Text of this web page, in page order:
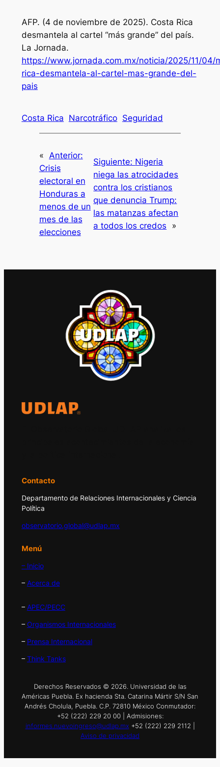
AFP. (4 de noviembre de 2025). Costa Rica
desmantela al cartel “más grande” del país.
La Jornada.
https://www.jornada.com.mx/noticia/2025/11/04/
rica-desmantela-al-cartel-mas-grande-del-
pais
Costa Rica Narcotráfico Seguridad
« Anterior:
Crisis
electoral en
Honduras a
menos de un
mes de las
elecciones
Siguiente: Nigeria
niega las atrocidades
contra los cristianos
que denuncia Trump:
las matanzas afectan
a todos los credos
»
Contacto
Departamento de Relaciones Internacionales y Ciencia
Política
observatorio.global@udlap.mx
Menú
– Inicio
– Acerca de
– APEC/PECC
– Organismos Internacionales
– Prensa Internacional
– Think Tanks
Derechos Reservados © 2026. Universidad de las
Américas Puebla. Ex hacienda Sta. Catarina Mártir S/N San
Andrés Cholula, Puebla. C.P. 72810 México Conmutador:
+52 (222) 229 20 00 | Admisiones:
informes.nuevoingreso@udlap.mx +52 (222) 229 2112 |
Aviso de privacidad